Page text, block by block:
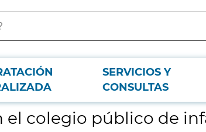
SERVICIOS Y
CONSULTAS
El Sol de Madrid
el colegio público de